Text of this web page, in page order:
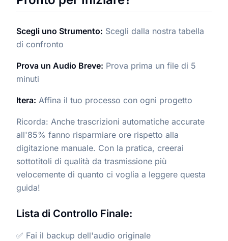
Scegli uno Strumento: Scegli dalla nostra tabella
di confronto
Prova un Audio Breve: Prova prima un file di 5
minuti
Itera: Affina il tuo processo con ogni progetto
Ricorda: Anche trascrizioni automatiche accurate
all'85% fanno risparmiare ore rispetto alla
digitazione manuale. Con la pratica, creerai
sottotitoli di qualità da trasmissione più
velocemente di quanto ci voglia a leggere questa
guida!
Lista di Controllo Finale:
✅ Fai il backup dell'audio originale